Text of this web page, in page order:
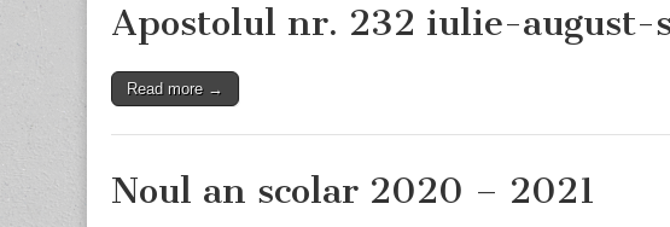
Apostolul nr. 232 iulie-august-
Read more →
Noul an scolar 2020 – 2021